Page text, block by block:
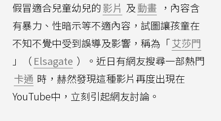
假冒適合兒童幼兒的影片 及動畫 ，內容含
有暴力、性暗示等不適內容，試圖讓孩童在
不知不覺中受到誤導及影響，稱為「艾莎門
」（ Elsagate ）。近日有網友搜尋一部熱門
卡通 時，赫然發現這種影片再度出現在
YouTube中，立刻引起網友討論。